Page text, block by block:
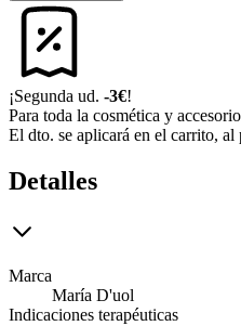
¡Segunda ud. -3€!
Para toda la cosmética y
El dto. se aplicará en el carrito,
Detalles
Marca
María D'uol
Indicaciones terapéuticas